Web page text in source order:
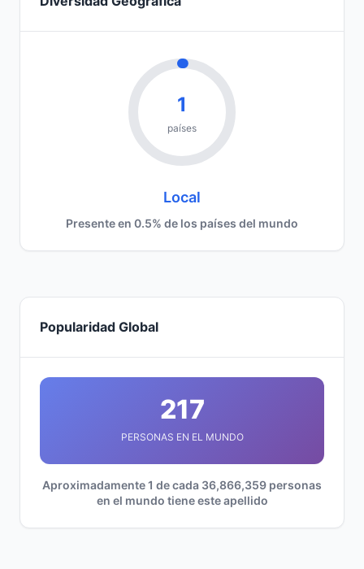
1
países
Local
Presente en 0.5% de los países del mundo
Popularidad Global
217
PERSONAS EN EL MUNDO
Aproximadamente 1 de cada 36,866,359 personas
en el mundo tiene este apellido